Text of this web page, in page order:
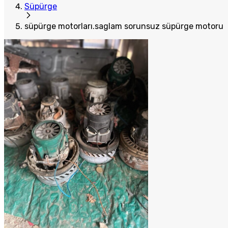
Süpürge
süpürge motorları.saglam sorunsuz süpürge motoru